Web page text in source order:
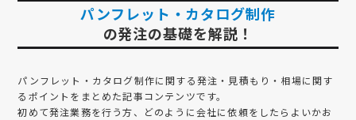
パンフレット・カタログ制作
の発注の基礎を解説！
パンフレット・カタログ制作に関する発注・見積もり・相場に関す
るポイントをまとめた記事コンテンツです。
初めて発注業務を行う方、どのように会社に依頼をしたらよいかお